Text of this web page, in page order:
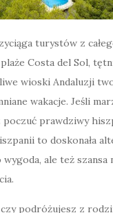
turystów z
Costa del Sol,
wioski Andaluzji
wakacje. Jeśli
prawdziwy
to doskonała
ale też szansa
podróżujesz z